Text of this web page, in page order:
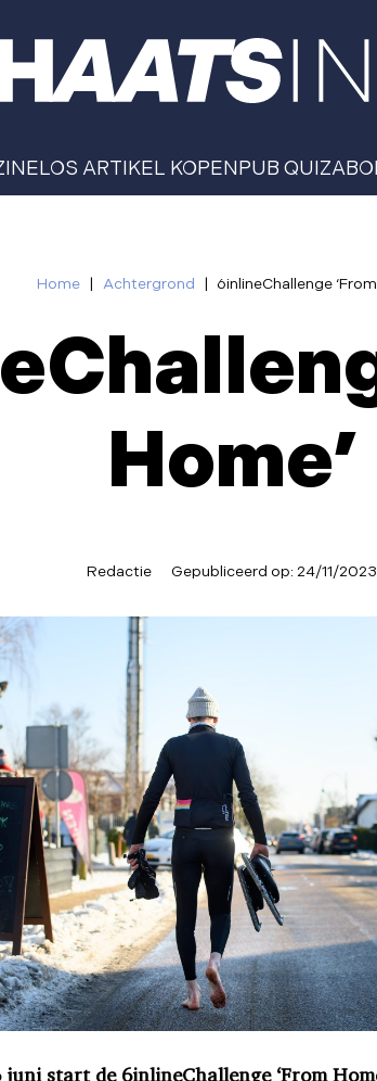
LOS ARTIKEL KOPENPUB QUIZ
Home | Achtergrond | 6inlineChallenge
Home’
Redactie Gepubliceerd op: 24/11/2023
juni start de 6inlineChallenge ‘From